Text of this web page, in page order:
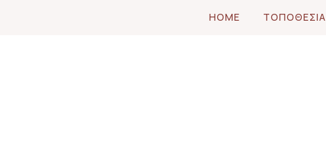
HOME ΤΟΠΟΘΕΣΊΑ